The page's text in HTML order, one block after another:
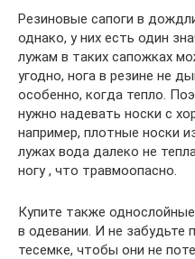
Резиновые сапоги в
однако, у них есть один
лужам в таких сапожках
угодно, нога в резине не
особенно, когда тепло.
нужно надевать носки с
например, плотные носки
лужах вода далеко не
ногу , что травмоопасно.
Купите также
в одевании. И не забудьте
тесемке, чтобы они не